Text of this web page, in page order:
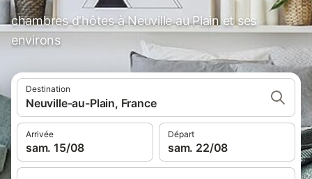
chambres d'hôtes à Neuville au Plain et ses
environs
Destination
Neuville-au-Plain, France
Arrivée
sam. 15/08
Départ
sam. 22/08